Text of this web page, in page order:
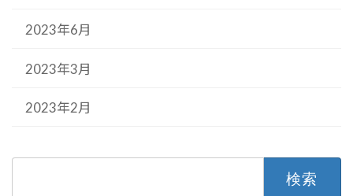
2023年6月
2023年3月
2023年2月